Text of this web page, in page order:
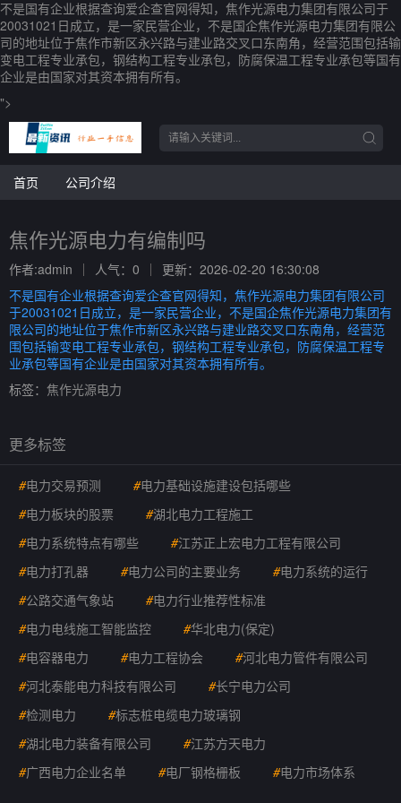
不是国有企业根据查询爱企查官网得知，焦作光源电力集团有限公司于
20031021日成立，是一家民营企业，不是国企焦作光源电力集团有限公
司的地址位于焦作市新区永兴路与建业路交叉口东南角，经营范围包括输
变电工程专业承包，钢结构工程专业承包，防腐保温工程专业承包等国有
企业是由国家对其资本拥有所有。
">
首页 公司介绍
焦作光源电力有编制吗
作者:admin 人气：0
更新：2026-02-20 16:30:08
不是国有企业根据查询爱企查官网得知，焦作光源电力集团有限公司
于20031021日成立，是一家民营企业，不是国企焦作光源电力集团有
限公司的地址位于焦作市新区永兴路与建业路交叉口东南角，经营范
围包括输变电工程专业承包，钢结构工程专业承包，防腐保温工程专
业承包等国有企业是由国家对其资本拥有所有。
标签： 焦作光源电力
更多标签
#电力交易预测 #电力基础设施建设包括哪些
#电力板块的股票 #湖北电力工程施工
#电力系统特点有哪些 #江苏正上宏电力工程有限公司
#电力打孔器 #电力公司的主要业务 #电力系统的运行
#公路交通气象站 #电力行业推荐性标准
#电力电线施工智能监控 #华北电力(保定)
#电容器电力 #电力工程协会 #河北电力管件有限公司
#河北泰能电力科技有限公司 #长宁电力公司
#检测电力 #标志桩电缆电力玻璃钢
#湖北电力装备有限公司 #江苏方天电力
#广西电力企业名单 #电厂钢格栅板 #电力市场体系